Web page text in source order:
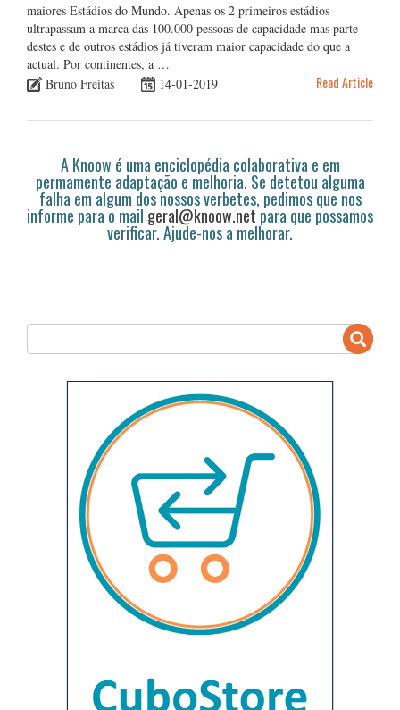
maiores Estádios do Mundo. Apenas os 2 primeiros estádios
ultrapassam a marca das 100.000 pessoas de capacidade mas parte
destes e de outros estádios já tiveram maior capacidade do que a
actual. Por continentes, a …
Bruno Freitas
14-01-2019 Read Article
A Knoow é uma enciclopédia colaborativa e em
permamente adaptação e melhoria. Se detetou alguma
falha em algum dos nossos verbetes, pedimos que nos
informe para o mail geral@knoow.netpara que possamos
verificar. Ajude-nos a melhorar.